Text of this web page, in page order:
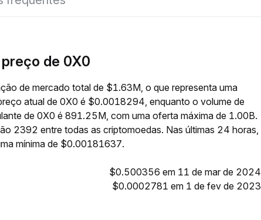
de 0X0
de mercado total de $1.63M, o que representa uma
atual de 0X0 é $0.0018294, enquanto o volume de
de 0X0 é 891.25M, com uma oferta máxima de 1.00B.
2392 entre todas as criptomoedas. Nas últimas 24 horas,
mínima de $0.00181637.
$0.500356 em 11 de mar de 2024
$0.0002781 em 1 de fev de 2023